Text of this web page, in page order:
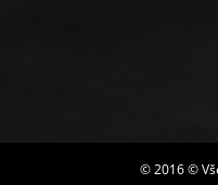
© 2016 ©